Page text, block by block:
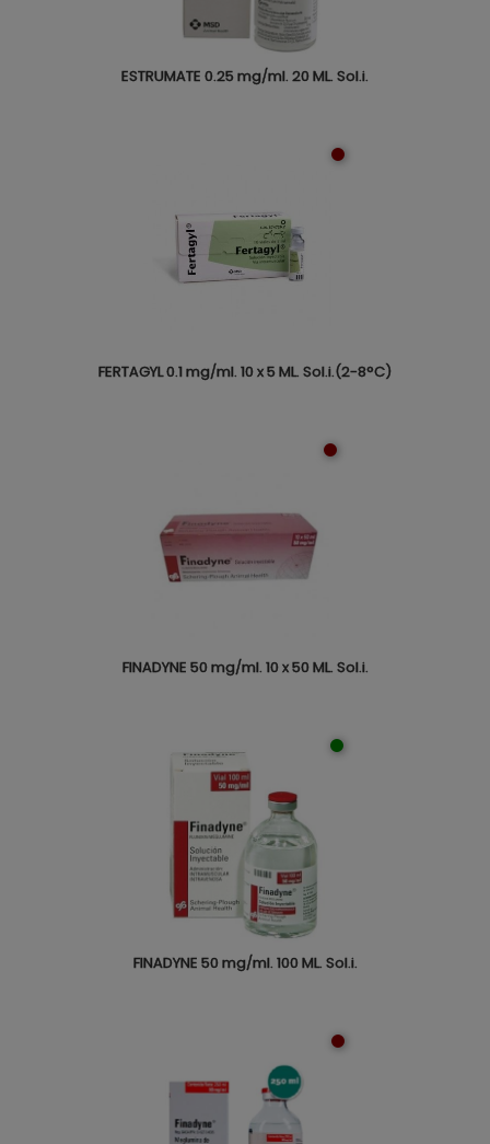
ESTRUMATE 0.25 mg/ml. 20 ML. Sol.i.
FERTAGYL 0.1 mg/ml. 10 x 5 ML. Sol.i.(2-8°C)
FINADYNE 50 mg/ml. 10 x 50 ML. Sol.i.
FINADYNE 50 mg/ml. 100 ML. Sol.i.